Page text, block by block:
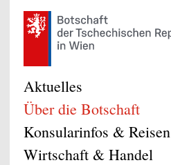
Aktuelles
Über die Botschaft
Konsularinfos & Reisen
Wirtschaft & Handel